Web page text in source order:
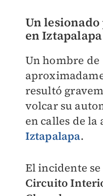
Un
en Iztapalapa
Un hombre de
resultó
volcar su
en calles de la
Iztapalapa.
El incidente
Circuito